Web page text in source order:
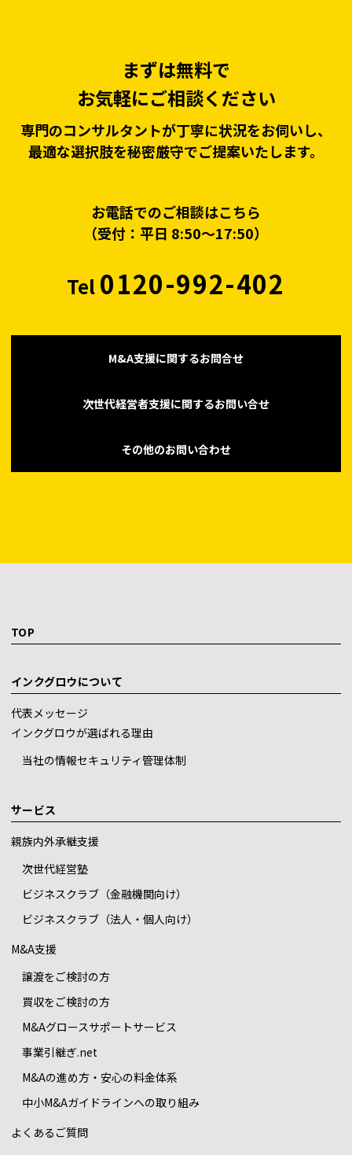
まずは無料で
お気軽にご相談ください
専門のコンサルタントが丁寧に状況をお伺いし、
最適な選択肢を秘密厳守でご提案いたします。
お電話でのご相談はこちら
（受付：平日 8:50〜17:50）
Tel0120-992-402
M&A支援に関するお問合せ
次世代経営者支援に関するお問い合せ
その他のお問い合わせ
TOP
インクグロウについて
代表メッセージ
インクグロウが選ばれる理由
当社の情報セキュリティ管理体制
サービス
親族内外承継支援
次世代経営塾
ビジネスクラブ（金融機関向け）
ビジネスクラブ（法人・個人向け）
M&A支援
譲渡をご検討の方
買収をご検討の方
M&Aグロースサポートサービス
事業引継ぎ.net
M&Aの進め方・安心の料金体系
中小M&Aガイドラインへの取り組み
よくあるご質問